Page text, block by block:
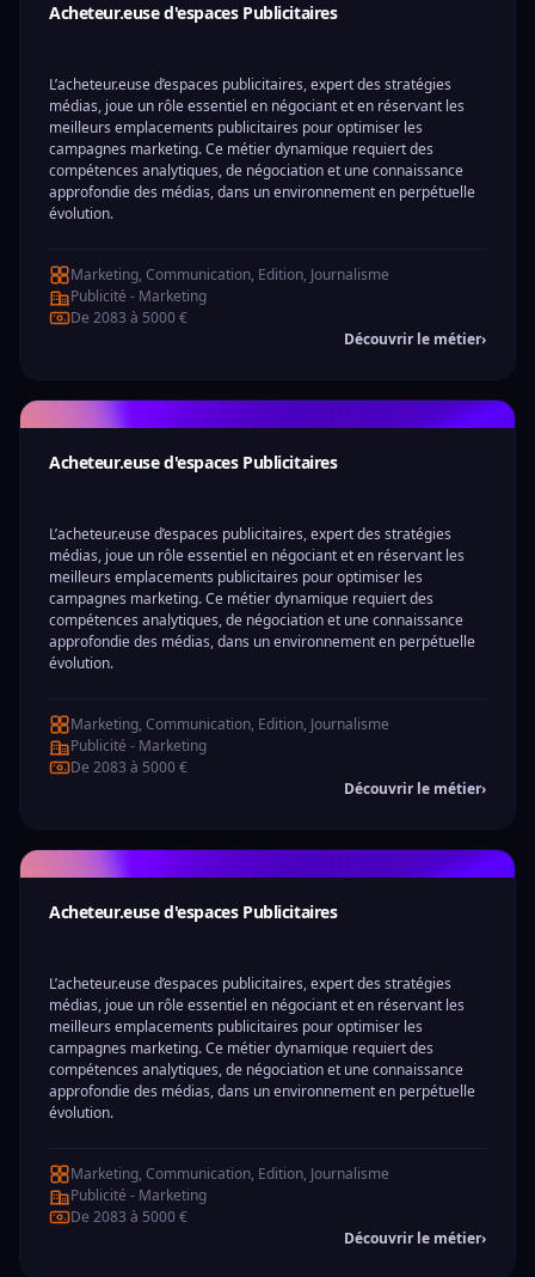
Acheteur.euse d'espaces Publicitaires
L’acheteur.euse d’espaces publicitaires, expert des stratégies
médias, joue un rôle essentiel en négociant et en réservant les
meilleurs emplacements publicitaires pour optimiser les
campagnes marketing. Ce métier dynamique requiert des
compétences analytiques, de négociation et une connaissance
approfondie des médias, dans un environnement en perpétuelle
évolution.
Marketing, Communication, Edition, Journalisme
Publicité - Marketing
De 2083 à 5000 €
Découvrir le métier›
Acheteur.euse d'espaces Publicitaires
L’acheteur.euse d’espaces publicitaires, expert des stratégies
médias, joue un rôle essentiel en négociant et en réservant les
meilleurs emplacements publicitaires pour optimiser les
campagnes marketing. Ce métier dynamique requiert des
compétences analytiques, de négociation et une connaissance
approfondie des médias, dans un environnement en perpétuelle
évolution.
Marketing, Communication, Edition, Journalisme
Publicité - Marketing
De 2083 à 5000 €
Découvrir le métier›
Acheteur.euse d'espaces Publicitaires
L’acheteur.euse d’espaces publicitaires, expert des stratégies
médias, joue un rôle essentiel en négociant et en réservant les
meilleurs emplacements publicitaires pour optimiser les
campagnes marketing. Ce métier dynamique requiert des
compétences analytiques, de négociation et une connaissance
approfondie des médias, dans un environnement en perpétuelle
évolution.
Marketing, Communication, Edition, Journalisme
Publicité - Marketing
De 2083 à 5000 €
Découvrir le métier›